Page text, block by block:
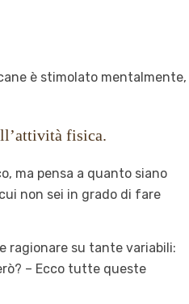
è stimolato mentalmente,
fisica.
ma pensa a quanto siano
non sei in grado di fare
ragionare su tante variabili:
– Ecco tutte queste